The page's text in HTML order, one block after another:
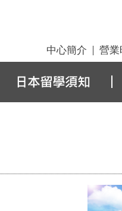
中心簡介 營業